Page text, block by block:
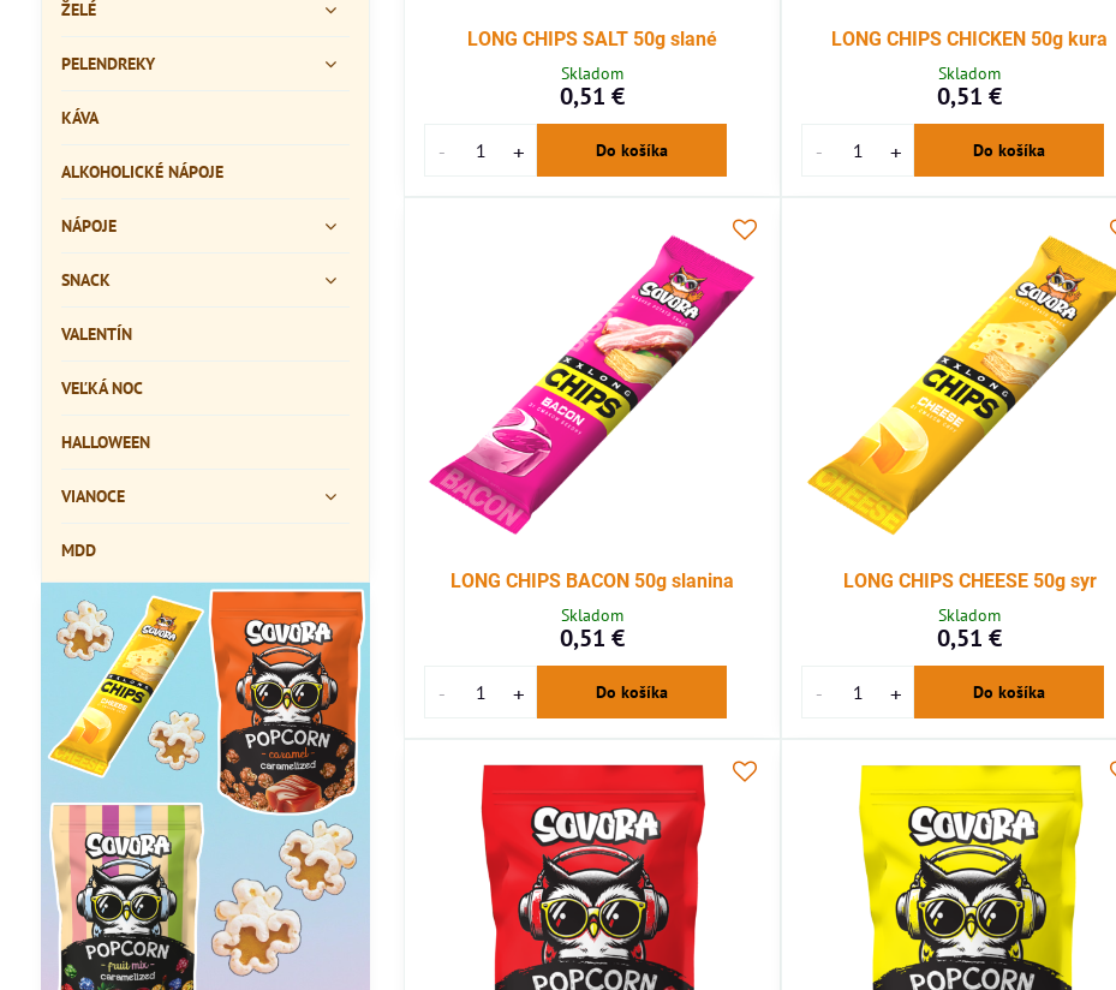
LONG CHIPS SALT 50g slané
Skladom
0,51 €
Do košíka
LONG CHIPS CHICKEN 50g kura
Skladom
0,51 €
Do košíka
LONG CHIPS BACON 50g slanina
Skladom
0,51 €
Do košíka
LONG CHIPS CHEESE 50g syr
Skladom
0,51 €
Do košíka
ŽELÉ
PELENDREKY
KÁVA
ALKOHOLICKÉ NÁPOJE
NÁPOJE
SNACK
VALENTÍN
VEĽKÁ NOC
HALLOWEEN
VIANOCE
MDD